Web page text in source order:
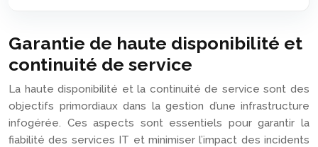
Garantie de haute disponibilité et
continuité de service
La haute disponibilité et la continuité de service sont des
objectifs primordiaux dans la gestion d’une infrastructure
infogérée. Ces aspects sont essentiels pour garantir la
fiabilité des services IT et minimiser l’impact des incidents